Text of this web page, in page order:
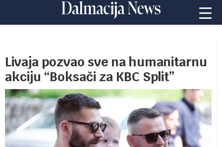
Livaja pozvao sve na humanitarnu
akciju “Boksači za KBC Split”